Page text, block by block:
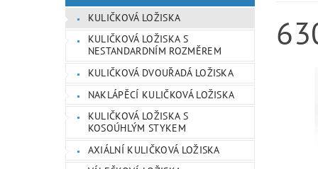
KULIČKOVÁ LOŽISKA
KULIČKOVÁ LOŽISKA S
NESTANDARDNÍM ROZMĚREM
KULIČKOVÁ DVOUŘADÁ LOŽISKA
NAKLÁPĚCÍ KULIČKOVÁ LOŽISKA
KULIČKOVÁ LOŽISKA S
KOSOÚHLÝM STYKEM
AXIÁLNÍ KULIČKOVÁ LOŽISKA